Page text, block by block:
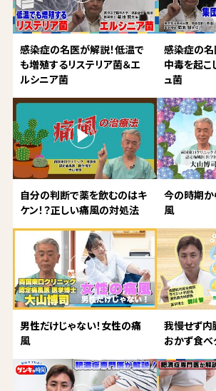
感染症の名医が解説！低温で
も増殖するリステリア菌＆エ
ルシニア菌
感染症の名
中毒を起こ
ュ菌
自分の判断で薬を飲むのはキ
ケン！？正しい痛風の対処法
今の時期か
風
男性だけじゃない！女性の痛
風
我慢せず内
おかず食べ